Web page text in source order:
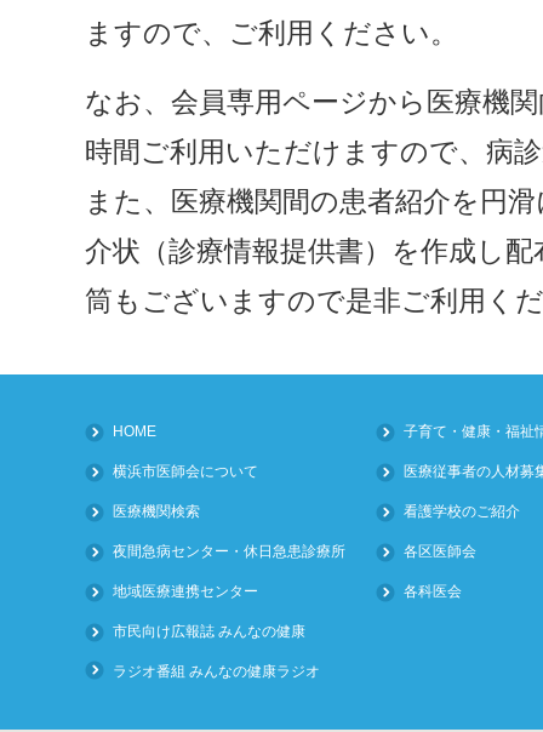
ますので、ご利用ください。
なお、会員専用ページから医療機
時間ご利用いただけますので、病
また、医療機関間の患者紹介を円
介状（診療情報提供書）を作成し
筒もございますので是非ご利用く
HOME
横浜市医師会について
医療機関検索
夜間急病センター・休日急患診療所
地域医療連携センター
市民向け広報誌 みんなの健康
ラジオ番組 みんなの健康ラジオ
子育て・健康・福祉
医療従事者の人材募
看護学校のご紹介
各区医師会
各科医会